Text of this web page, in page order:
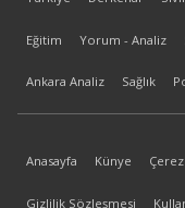
Eğitim Yorum - Analiz
Ankara Analiz Sağlık
Anasayfa Künye
Gizlilik Sözleşmesi